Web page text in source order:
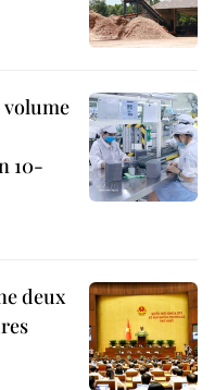
volume
10-
deux